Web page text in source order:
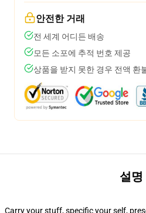
안전한 거래
전 세계 어디든 배송
모든 소포에 추적 번호 제공
상품을 받지 못한 경우 전액 환
설명
Carry your stuff, specific your self,